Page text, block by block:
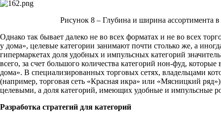
Рисунок 8 – Глубина и ширина ассортимента
Однако так бывает далеко не во всех форматах и не во всех
у дома», целевые категории занимают почти столько же, а
гипермаркетах доля удобных и импульсных категорий
всего, за счет большого количества категорий нон-фуд,
дома». В специализированных торговых сетях, владельцами
(например, торговая сеть «Красная икра» или «Мясницкий
целевыми, а доля категорий, имеющих удобные и импульсные
Разработка стратегий для категорий